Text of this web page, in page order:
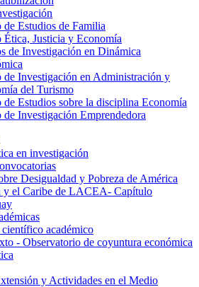
de Estudios de Familia
Ética, Justicia y Economía
de Investigación en Dinámica
de Investigación en Administración y
del Turismo
de Estudios sobre la disciplina Economía
de Investigación Emprendedora
en investigación
Desigualdad y Pobreza de América
y el Caribe de LACEA- Capítulo
académico
- Observatorio de coyuntura económica
y Actividades en el Medio